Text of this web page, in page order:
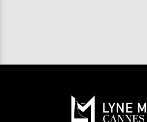
LYNE MARIAGE